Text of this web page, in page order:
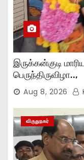
இருக்கன்குடி
பெருந்திருவிழா..,
Aug 8, 2026
விருதுநகர்